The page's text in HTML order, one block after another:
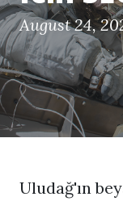
August 24,
Uludağ'ın